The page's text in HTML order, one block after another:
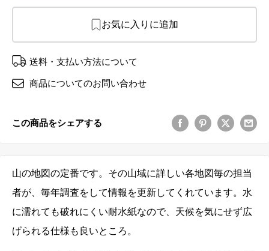
お気に入りに追加
送料・支払い方法について
商品についてのお問い合わせ
この商品をシェアする
山の地図の定番です。その山域に詳しい各地図毎の担当
者が、毎年調査をして情報を更新してくれています。 水
に濡れても破れにくい耐水紙なので、天候を気にせず広
げられる仕様も良いところ。